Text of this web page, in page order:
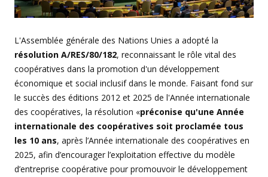
L'Assemblée générale des Nations Unies a adopté la
résolution A/RES/80/182, reconnaissant le rôle vital des
coopératives dans la promotion d'un développement
économique et social inclusif dans le monde. Faisant fond sur
le succès des éditions 2012 et 2025 de l'Année internationale
des coopératives, la résolution «préconise qu'une Année
internationale des coopératives soit proclamée tous
les 10 ans, après l’Année internationale des coopératives en
2025, afin d’encourager l’exploitation effective du modèle
d’entreprise coopérative pour promouvoir le développement